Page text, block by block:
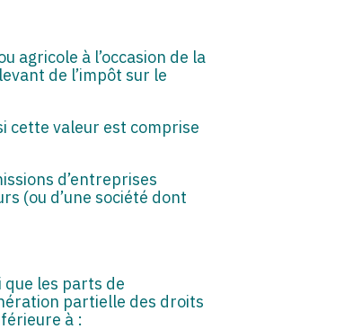
agricole à l’occasion de la
de l’impôt sur le
cette valeur est comprise
d’entreprises
(ou d’une société dont
les parts de
partielle des droits
à :